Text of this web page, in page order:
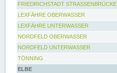
FRIEDRICHSTADT STRASSENBRÜCKE
LEXFÄHRE OBERWASSER
LEXFÄHRE UNTERWASSER
NORDFELD OBERWASSER
NORDFELD UNTERWASSER
TÖNNING
ELBE